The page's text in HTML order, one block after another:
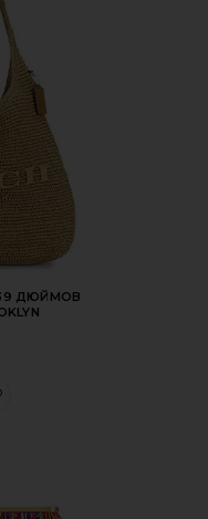
ДЮЙМОВ
КЛАТЧ CARLITA CARNIVALE